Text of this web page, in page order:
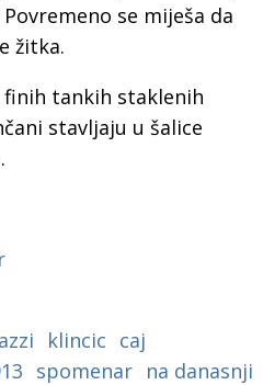
se miješa da
žitka.
finih tankih staklenih
stavljaju u šalice
klincic caj
spomenar na danasnji